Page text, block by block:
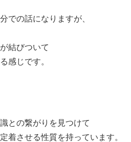
での話になりますが、
結びついて
感じです。
との繋がりを見つけて
着させる性質を持っています。